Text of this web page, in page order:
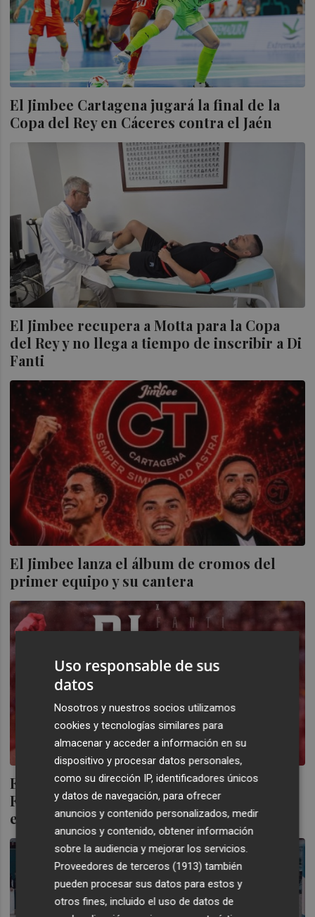
El Jimbee Cartagena jugará la final de la
Copa del Rey en Cáceres contra el Jaén
El Jimbee recupera a Motta para la Copa
del Rey y no llega a tiempo de inscribir a Di
Fanti
El Jimbee lanza el álbum de cromos del
primer equipo y su cantera
El Jimbee ficha al portero brasileño Di
Fanti, veterano de 39 años que no tenía
equipo
Uso responsable de sus
datos
Nosotros y nuestros socios utilizamos
cookies y tecnologías similares para
almacenar y acceder a información en su
dispositivo y procesar datos personales,
como su dirección IP, identificadores únicos
y datos de navegación, para ofrecer
anuncios y contenido personalizados, medir
anuncios y contenido, obtener información
sobre la audiencia y mejorar los servicios.
Proveedores de terceros (1913) también
pueden procesar sus datos para estos y
otros fines, incluido el uso de datos de